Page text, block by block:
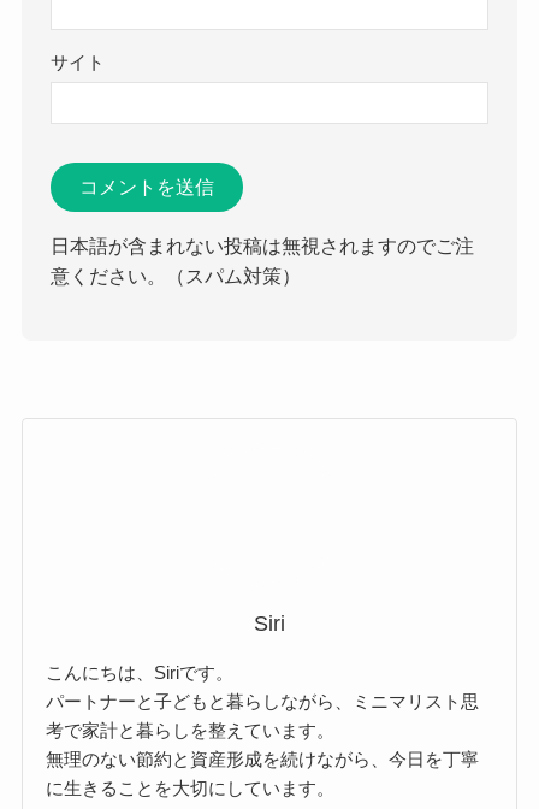
サイト
日本語が含まれない投稿は無視されますのでご注
意ください。（スパム対策）
Siri
こんにちは、Siriです。
パートナーと子どもと暮らしながら、ミニマリスト思
考で家計と暮らしを整えています。
無理のない節約と資産形成を続けながら、今日を丁寧
に生きることを大切にしています。